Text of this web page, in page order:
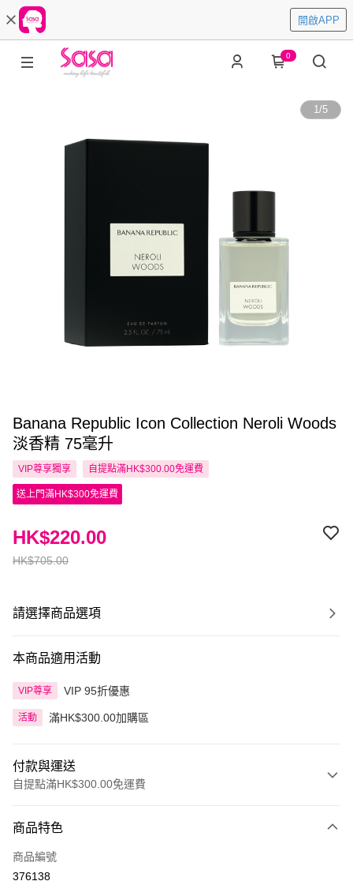
開啟APP
0
1/5
Banana Republic Icon Collection Neroli Woods
淡香精 75毫升
VIP尊享獨享 自提點滿HK$300.00免運費
送上門滿HK$300免運費
HK$705.00
HK$220.00
請選擇商品選項
本商品適用活動
VIP尊享 VIP 95折優惠
活動 滿HK$300.00加購區
付款與運送
自提點滿HK$300.00免運費
信用卡
Apple Pay
商品特色
商品編號
376138